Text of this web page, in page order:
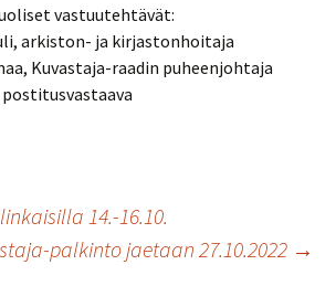
vastuutehtävät:
arkiston- ja kirjastonhoitaja
Kuvastaja-raadin puheenjohtaja
14.-16.10.
palkinto jaetaan 27.10.2022 →